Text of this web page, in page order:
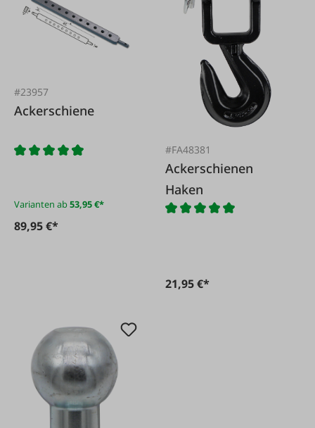
#23957
Ackerschiene
Varianten ab53,95 €*
89,95 €*
#FA48381
Ackerschienen
Haken
21,95 €*